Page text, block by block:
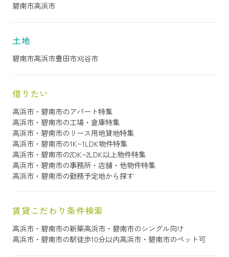
碧南市高浜市
土地
碧南市高浜市豊田市刈谷市
借りたい
高浜市・碧南市のアパート特集
高浜市・碧南市の工場・倉庫特集
高浜市・碧南市のリース用地貸地特集
高浜市・碧南市の1K~1LDK物件特集
高浜市・碧南市の2DK~2LDK以上物件特集
高浜市・碧南市の事務所・店舗・他物件特集
高浜市・碧南市の勤務予定地から探す
賃貸こだわり条件検索
高浜市・碧南市の新築高浜市・碧南市のシングル向け
高浜市・碧南市の駅徒歩10分以内高浜市・碧南市のペット可